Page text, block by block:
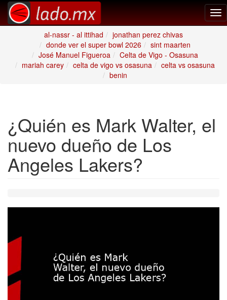
al-nassr - al ittihad
jonathan perez chivas
donde ver el super bowl 2026
sint maarten
José Manuel Figueroa
Celta de Vigo - Osasuna
mariah carey
celta de vigo vs osasuna
celta vs osasuna
benin
¿Quién es Mark Walter, el
nuevo dueño de Los
Angeles Lakers?